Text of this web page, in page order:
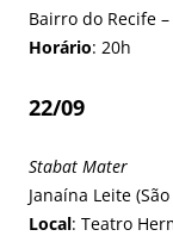
Bairro do Recife
Horário: 20h
22/09
Stabat Mater
Janaína Leite
Local: Teatro